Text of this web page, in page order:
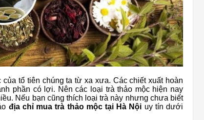
tổ tiên chúng ta từ xa xưa. Các chiết xuất hoàn
phần có lợi. Nên các loại trà thảo mộc hiện nay
Nếu bạn cũng thích loại trà này nhưng chưa biết
địa chỉ mua trà thảo mộc tại Hà Nội uy tín dưới